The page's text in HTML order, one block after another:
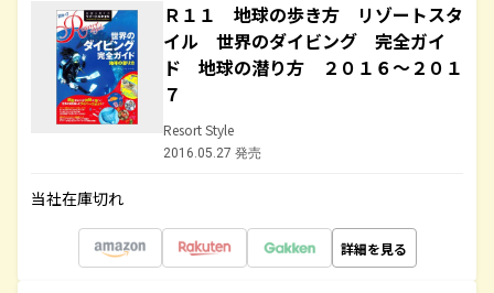
Ｒ１１ 地球の歩き方 リゾートスタ
イル 世界のダイビング 完全ガイ
ド 地球の潜り方 ２０１６～２０１
７
Resort Style
2016.05.27 発売
当社在庫切れ
詳細を見る